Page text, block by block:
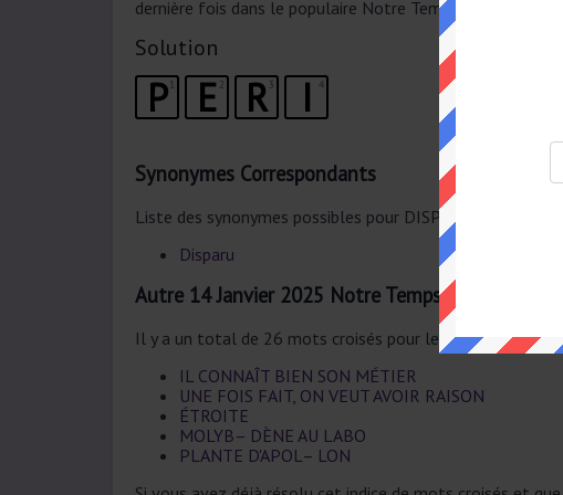
dernière fois dans le populaire Notre Temps Mots
Solution
1
P 2
E 3
R 4
I
Synonymes Correspondants
Liste des synonymes possibles pour DISPARU.
Disparu
Autre 14 Janvier 2025 Notre Temps Mots
Il y a un total de 26 mots croisés pour le 14 Janvier
IL CONNAÎT BIEN SON MÉTIER
UNE FOIS FAIT, ON VEUT AVOIR RAISON
ÉTROITE
MOLYB– DÈNE AU LABO
PLANTE D'APOL– LON